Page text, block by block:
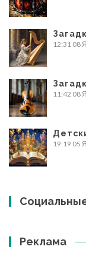
12:31 08
11:42 08
19:19 05
Реклама